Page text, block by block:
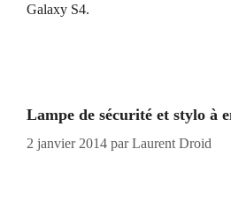
Galaxy S4.
Lampe de sécurité et stylo à
2 janvier 2014 parLaurent Droid